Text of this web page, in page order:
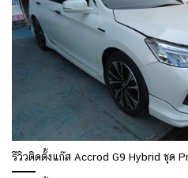
รีวิวติดตั้งแก๊ส Accrod G9 Hybrid ชุด